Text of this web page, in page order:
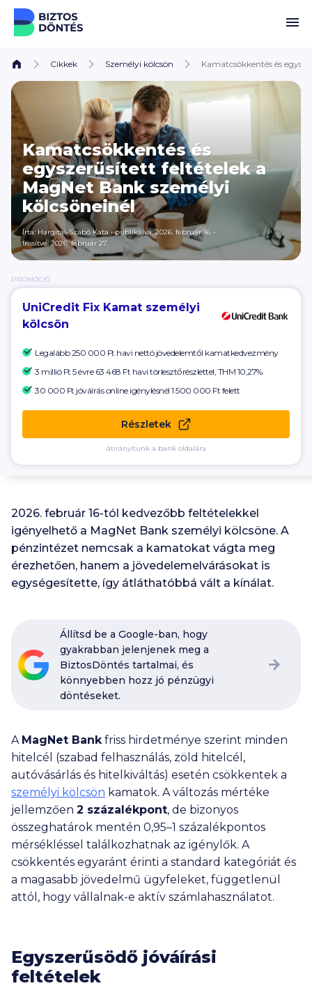
Ugrás a tartalomhoz
Cikkek Személyi kölcsön Kamatcsökkentés és
Kamatcsökkentés és
egyszerűsített feltételek a
MagNet Bank személyi
kölcsöneinél
Írta: Hargitai-Szabó Kata•publikálva: 2026. február 16. •
frissítve: 2026. február 27.
PROMÓCIÓ
UniCredit Fix Kamat személyi
kölcsön
Legalább250 000 Ft havi nettó jövedelemtől kamatkedvezmény
3 millió Ft 5 évre 63 468 Ft havi törlesztőrészlettel, THM 10,27%
30 000 Ft jóváírás online igénylésnél 1 500 000 Ft felett
Részletek
átirányítunk a bank oldalára
2026. február 16-tól kedvezőbb feltételekkel
igényelhető a MagNet Bank személyi kölcsöne. A
pénzintézet nemcsak a kamatokat vágta meg
érezhetően, hanem a jövedelemelvárásokat is
egységesítette, így átláthatóbbá vált a kínálat.
Állítsd be a Google-ban, hogy
gyakrabban jelenjenek meg a
BiztosDöntés tartalmai, és
könnyebben hozz jó pénzügyi
döntéseket.
A MagNet Bankfriss hirdetménye szerint minden
hitelcél (szabad felhasználás, zöld hitelcél,
autóvásárlás és hitelkiváltás) esetén csökkentek a
személyi kölcsön kamatok. A változás mértéke
jellemzően 2 százalékpont, de bizonyos
összeghatárok mentén 0,95–1 százalékpontos
mérsékléssel találkozhatnak az igénylők. A
csökkentés egyaránt érinti a standard kategóriát és
a magasabb jövedelmű ügyfeleket, függetlenül
attól, hogy vállalnak-e aktív számlahasználatot.
Egyszerűsödő jóváírási
feltételek